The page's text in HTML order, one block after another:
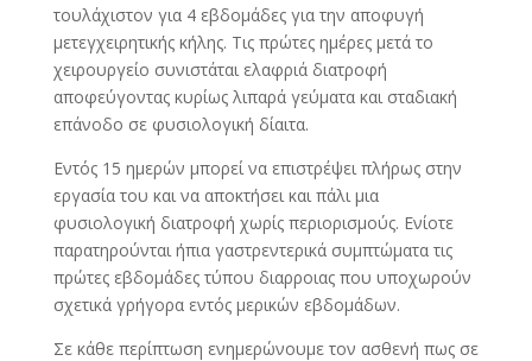
τουλάχιστον για 4 εβδομάδες για την αποφυγή
μετεγχειρητικής κήλης. Τις πρώτες ημέρες μετά το
χειρουργείο συνιστάται ελαφριά διατροφή
αποφεύγοντας κυρίως λιπαρά γεύματα και σταδιακή
επάνοδο σε φυσιολογική δίαιτα.
Εντός 15 ημερών μπορεί να επιστρέψει πλήρως στην
εργασία του και να αποκτήσει και πάλι μια
φυσιολογική διατροφή χωρίς περιορισμούς. Ενίοτε
παρατηρούνται ήπια γαστρεντερικά συμπτώματα τις
πρώτες εβδομάδες τύπου διαρροιας που υποχωρούν
σχετικά γρήγορα εντός μερικών εβδομάδων.
Σε κάθε περίπτωση ενημερώνουμε τον ασθενή πως σε